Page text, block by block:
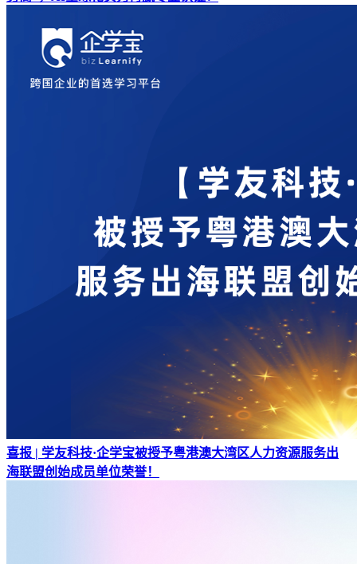
喜报 | 学友科技·企学宝被授予粤港澳大湾区人力资源服务出
海联盟创始成员单位荣誉！